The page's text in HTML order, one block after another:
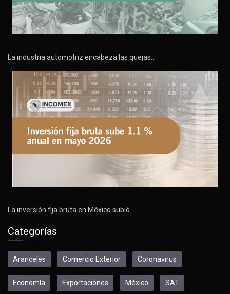
La industria automotriz encabeza las quejas…
La inversión fija bruta en México subió…
Categorías
Aranceles Comercio Exterior Coronavirus
Economía Exportaciones México SAT